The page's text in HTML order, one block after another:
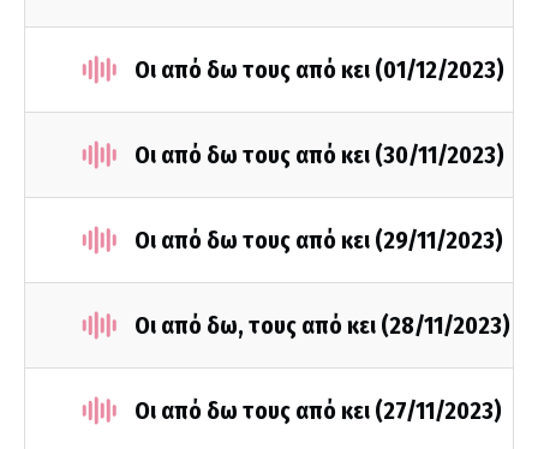
Οι από δω τους από κει (01/12/2023)
Οι από δω τους από κει (30/11/2023)
Οι από δω τους από κει (29/11/2023)
Οι από δω, τους από κει (28/11/2023)
Οι από δω τους από κει (27/11/2023)